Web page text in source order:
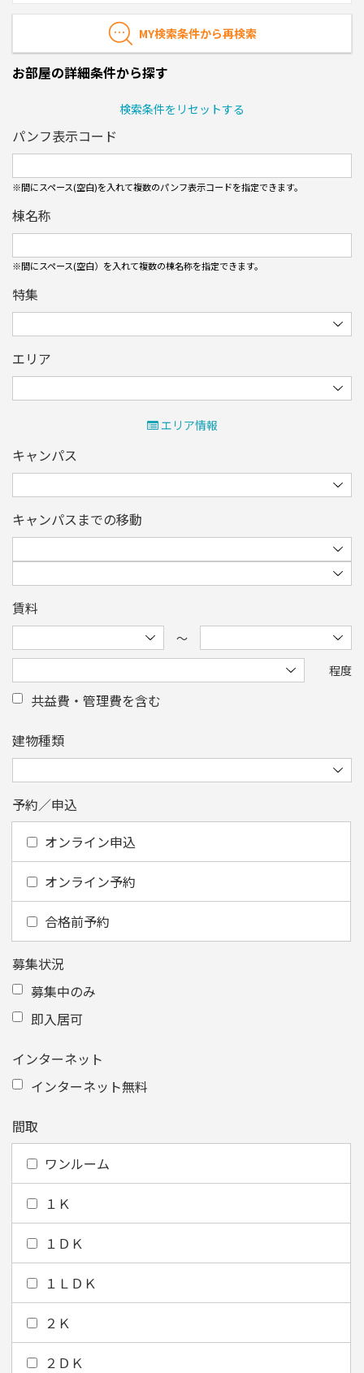
MY検索条件から再検索
お部屋の詳細条件から探す
検索条件をリセットする
パンフ表示コード
※間にスペース(空白)を入れて複数のパンフ表⽰コードを指定できます。
棟名称
※間にスペース(空白）を入れて複数の棟名称を指定できます。
特集
エリア
エリア情報
キャンパス
キャンパスまでの移動
賃料
〜
程度
共益費・管理費を含む
建物種類
予約／申込
オンライン申込
オンライン予約
合格前予約
募集状況
募集中のみ
即入居可
インターネット
インターネット無料
間取
ワンルーム
１Ｋ
１ＤＫ
１ＬＤＫ
２Ｋ
２ＤＫ